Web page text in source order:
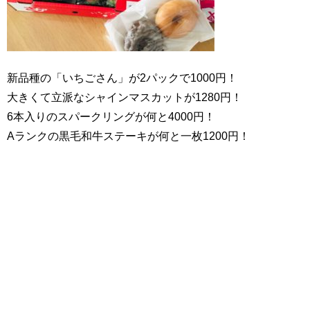
新品種の「いちごさん」が2パックで1000円！
大きくて立派なシャインマスカットが1280円！
6本入りのスパークリングが何と4000円！
Aランクの黒毛和牛ステーキが何と一枚1200円！